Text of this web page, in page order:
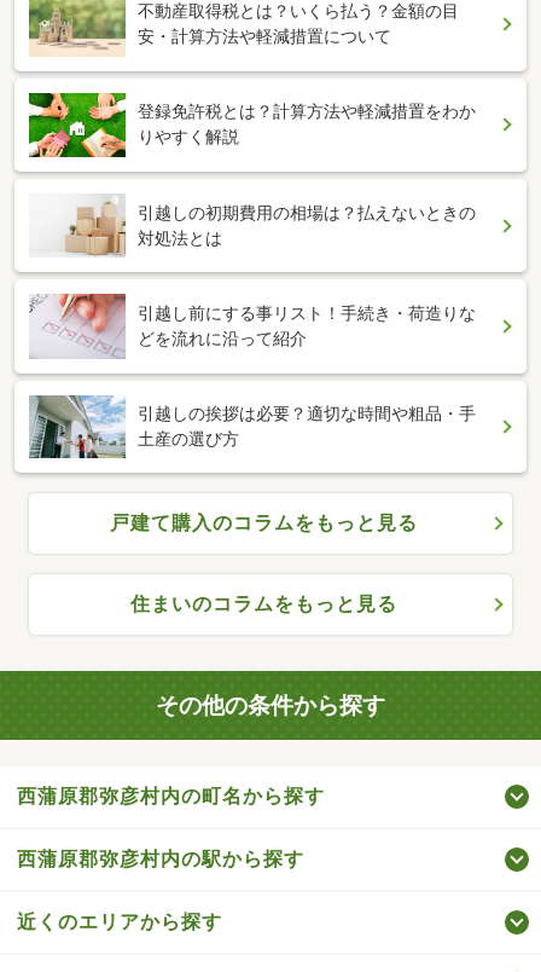
不動産取得税とは？いくら払う？金額の目
安・計算方法や軽減措置について
登録免許税とは？計算方法や軽減措置をわか
りやすく解説
引越しの初期費用の相場は？払えないときの
対処法とは
引越し前にする事リスト！手続き・荷造りな
どを流れに沿って紹介
引越しの挨拶は必要？適切な時間や粗品・手
土産の選び方
戸建て購入のコラムをもっと見る
住まいのコラムをもっと見る
その他の条件から探す
西蒲原郡弥彦村内の町名から探す
西蒲原郡弥彦村内の駅から探す
近くのエリアから探す